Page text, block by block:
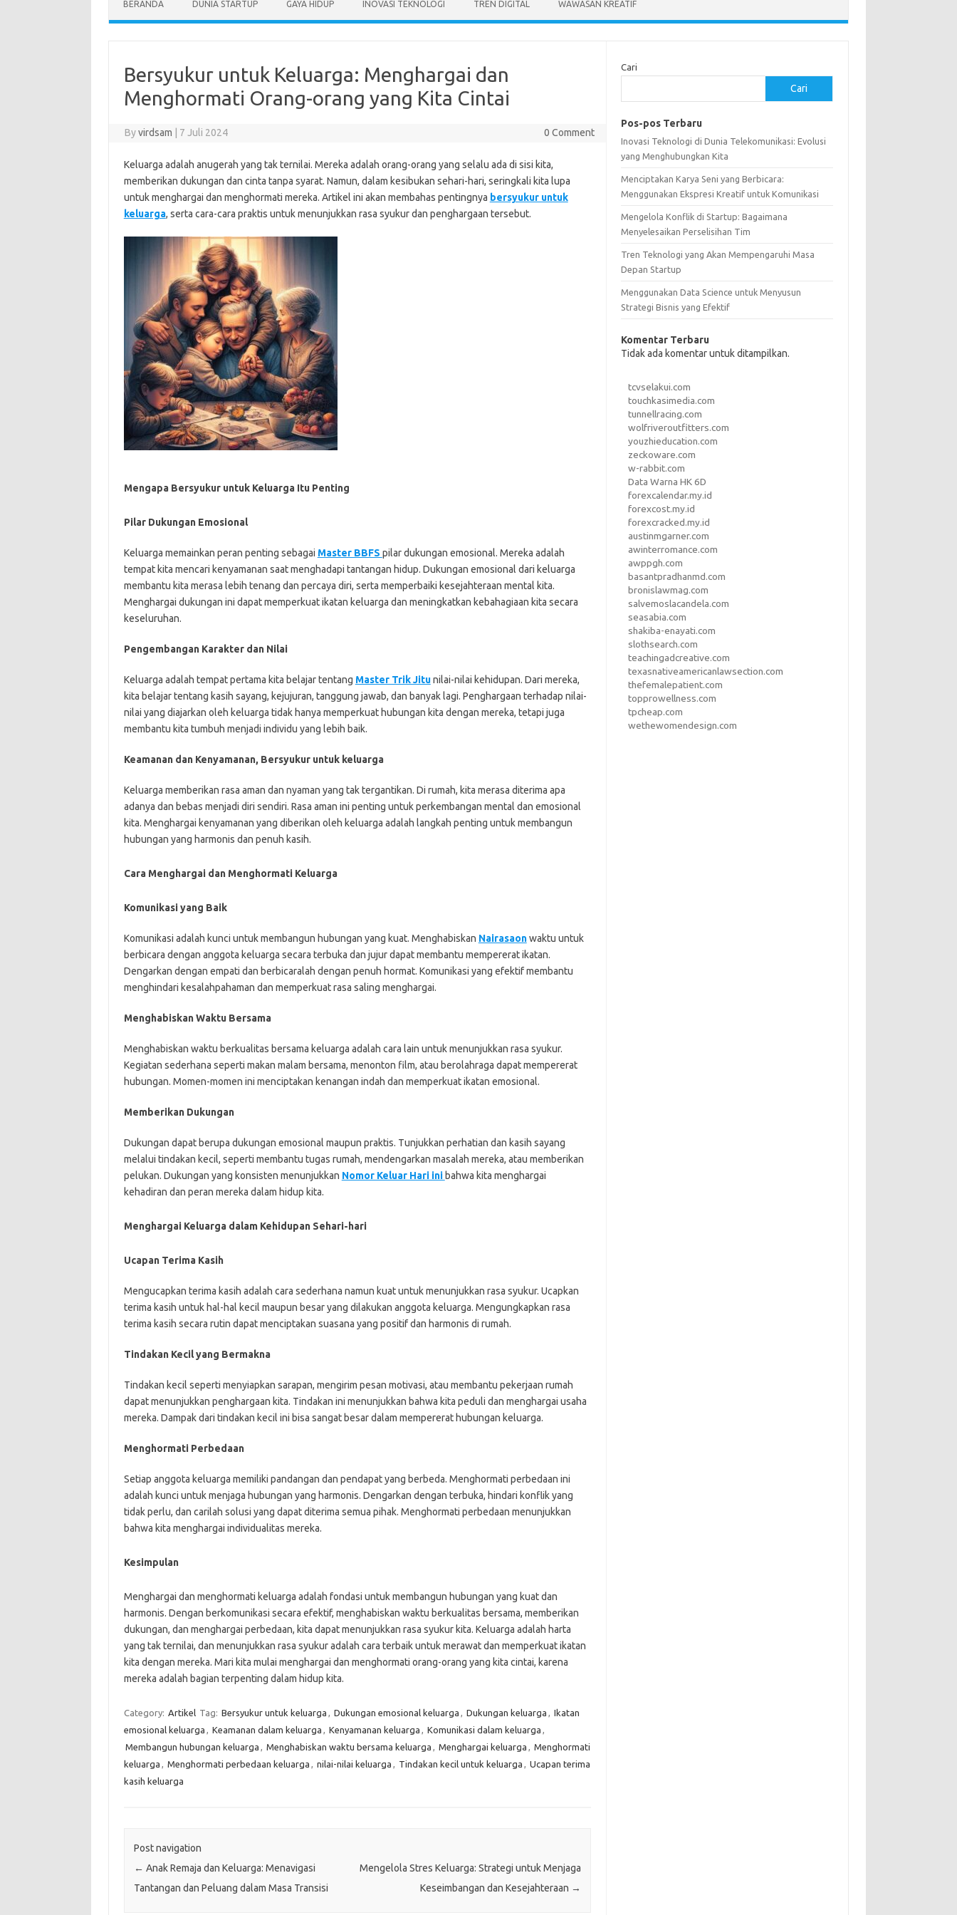
BERANDA DUNIA STARTUP GAYA HIDUP INOVASI TEKNOLOGI TREN DIGITAL WAWASAN KREATIF
Bersyukur untuk Keluarga: Menghargai dan
Menghormati Orang-orang yang Kita Cintai
Byvirdsam 7 Juli 2024 0 Comment
Keluarga adalah anugerah yang tak ternilai. Mereka adalah orang-orang yang selalu ada di sisi kita,
memberikan dukungan dan cinta tanpa syarat. Namun, dalam kesibukan sehari-hari, seringkali kita lupa
untuk menghargai dan menghormati mereka. Artikel ini akan membahas pentingnya bersyukur untuk
keluarga, serta cara-cara praktis untuk menunjukkan rasa syukur dan penghargaan tersebut.
Mengapa Bersyukur untuk Keluarga Itu Penting
Pilar Dukungan Emosional
Keluarga memainkan peran penting sebagai Master BBFS pilar dukungan emosional. Mereka adalah
tempat kita mencari kenyamanan saat menghadapi tantangan hidup. Dukungan emosional dari keluarga
membantu kita merasa lebih tenang dan percaya diri, serta memperbaiki kesejahteraan mental kita.
Menghargai dukungan ini dapat memperkuat ikatan keluarga dan meningkatkan kebahagiaan kita secara
keseluruhan.
Pengembangan Karakter dan Nilai
Keluarga adalah tempat pertama kita belajar tentang Master Trik Jitunilai-nilai kehidupan. Dari mereka,
kita belajar tentang kasih sayang, kejujuran, tanggung jawab, dan banyak lagi. Penghargaan terhadap nilai-
nilai yang diajarkan oleh keluarga tidak hanya memperkuat hubungan kita dengan mereka, tetapi juga
membantu kita tumbuh menjadi individu yang lebih baik.
Keamanan dan Kenyamanan, Bersyukur untuk keluarga
Keluarga memberikan rasa aman dan nyaman yang tak tergantikan. Di rumah, kita merasa diterima apa
adanya dan bebas menjadi diri sendiri. Rasa aman ini penting untuk perkembangan mental dan emosional
kita. Menghargai kenyamanan yang diberikan oleh keluarga adalah langkah penting untuk membangun
hubungan yang harmonis dan penuh kasih.
Cara Menghargai dan Menghormati Keluarga
Komunikasi yang Baik
Komunikasi adalah kunci untuk membangun hubungan yang kuat. Menghabiskan Nairasaonwaktu untuk
berbicara dengan anggota keluarga secara terbuka dan jujur dapat membantu mempererat ikatan.
Dengarkan dengan empati dan berbicaralah dengan penuh hormat. Komunikasi yang efektif membantu
menghindari kesalahpahaman dan memperkuat rasa saling menghargai.
Menghabiskan Waktu Bersama
Menghabiskan waktu berkualitas bersama keluarga adalah cara lain untuk menunjukkan rasa syukur.
Kegiatan sederhana seperti makan malam bersama, menonton film, atau berolahraga dapat mempererat
hubungan. Momen-momen ini menciptakan kenangan indah dan memperkuat ikatan emosional.
Memberikan Dukungan
Dukungan dapat berupa dukungan emosional maupun praktis. Tunjukkan perhatian dan kasih sayang
melalui tindakan kecil, seperti membantu tugas rumah, mendengarkan masalah mereka, atau memberikan
pelukan. Dukungan yang konsisten menunjukkan Nomor Keluar Hari ini bahwa kita menghargai
kehadiran dan peran mereka dalam hidup kita.
Menghargai Keluarga dalam Kehidupan Sehari-hari
Ucapan Terima Kasih
Mengucapkan terima kasih adalah cara sederhana namun kuat untuk menunjukkan rasa syukur. Ucapkan
terima kasih untuk hal-hal kecil maupun besar yang dilakukan anggota keluarga. Mengungkapkan rasa
terima kasih secara rutin dapat menciptakan suasana yang positif dan harmonis di rumah.
Tindakan Kecil yang Bermakna
Tindakan kecil seperti menyiapkan sarapan, mengirim pesan motivasi, atau membantu pekerjaan rumah
dapat menunjukkan penghargaan kita. Tindakan ini menunjukkan bahwa kita peduli dan menghargai usaha
mereka. Dampak dari tindakan kecil ini bisa sangat besar dalam mempererat hubungan keluarga.
Menghormati Perbedaan
Setiap anggota keluarga memiliki pandangan dan pendapat yang berbeda. Menghormati perbedaan ini
adalah kunci untuk menjaga hubungan yang harmonis. Dengarkan dengan terbuka, hindari konflik yang
tidak perlu, dan carilah solusi yang dapat diterima semua pihak. Menghormati perbedaan menunjukkan
bahwa kita menghargai individualitas mereka.
Kesimpulan
Menghargai dan menghormati keluarga adalah fondasi untuk membangun hubungan yang kuat dan
harmonis. Dengan berkomunikasi secara efektif, menghabiskan waktu berkualitas bersama, memberikan
dukungan, dan menghargai perbedaan, kita dapat menunjukkan rasa syukur kita. Keluarga adalah harta
yang tak ternilai, dan menunjukkan rasa syukur adalah cara terbaik untuk merawat dan memperkuat ikatan
kita dengan mereka. Mari kita mulai menghargai dan menghormati orang-orang yang kita cintai, karena
mereka adalah bagian terpenting dalam hidup kita.
Category: Artikel Tag: Bersyukur untuk keluarga , Dukungan emosional keluarga , Dukungan keluarga , Ikatan
emosional keluarga , Keamanan dalam keluarga , Kenyamanan keluarga , Komunikasi dalam keluarga ,
Membangun hubungan keluarga , Menghabiskan waktu bersama keluarga , Menghargai keluarga , Menghormati
keluarga , Menghormati perbedaan keluarga , nilai-nilai keluarga , Tindakan kecil untuk keluarga , Ucapan terima
kasih keluarga
Post navigation
← Anak Remaja dan Keluarga: Menavigasi
Tantangan dan Peluang dalam Masa Transisi
Mengelola Stres Keluarga: Strategi untuk Menjaga
Keseimbangan dan Kesejahteraan →
Cari
Cari
Pos-pos Terbaru
Inovasi Teknologi di Dunia Telekomunikasi: Evolusi
yang Menghubungkan Kita
Menciptakan Karya Seni yang Berbicara:
Menggunakan Ekspresi Kreatif untuk Komunikasi
Mengelola Konflik di Startup: Bagaimana
Menyelesaikan Perselisihan Tim
Tren Teknologi yang Akan Mempengaruhi Masa
Depan Startup
Menggunakan Data Science untuk Menyusun
Strategi Bisnis yang Efektif
Komentar Terbaru
Tidak ada komentar untuk ditampilkan.
tcvselakui.com
touchkasimedia.com
tunnellracing.com
wolfriveroutfitters.com
youzhieducation.com
zeckoware.com
w-rabbit.com
Data Warna HK 6D
forexcalendar.my.id
forexcost.my.id
forexcracked.my.id
austinmgarner.com
awinterromance.com
awppgh.com
basantpradhanmd.com
bronislawmag.com
salvemoslacandela.com
seasabia.com
shakiba-enayati.com
slothsearch.com
teachingadcreative.com
texasnativeamericanlawsection.com
thefemalepatient.com
topprowellness.com
tpcheap.com
wethewomendesign.com